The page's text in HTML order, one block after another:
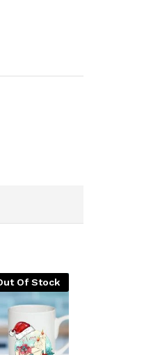
Of Stock